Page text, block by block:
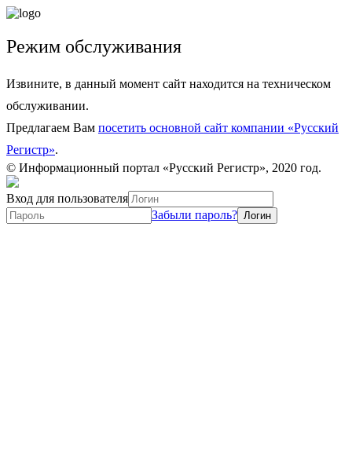
Режим обслуживания
Извините, в данный момент сайт находится на техническом
обслуживании.
Предлагаем Вам посетить основной сайт компании «Русский
Регистр».
© Информационный портал «Русский Регистр», 2020 год.
Вход для пользователя
Забыли пароль?